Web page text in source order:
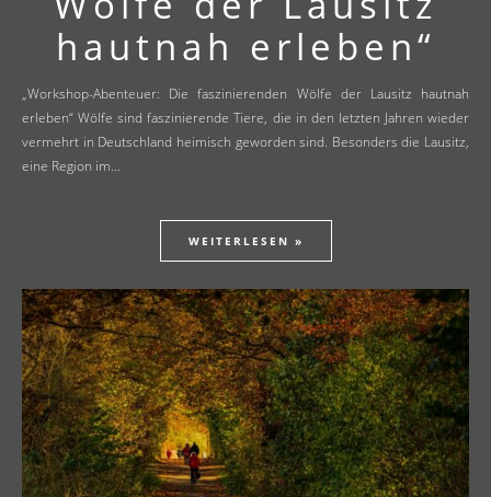
hautnah erleben“
„Workshop-Abenteuer: Die faszinierenden Wölfe der Lausitz hautnah
erleben“ Wölfe sind faszinierende Tiere, die in den letzten Jahren wieder
vermehrt in Deutschland heimisch geworden sind. Besonders die Lausitz,
eine Region im…
WEITERLESEN »